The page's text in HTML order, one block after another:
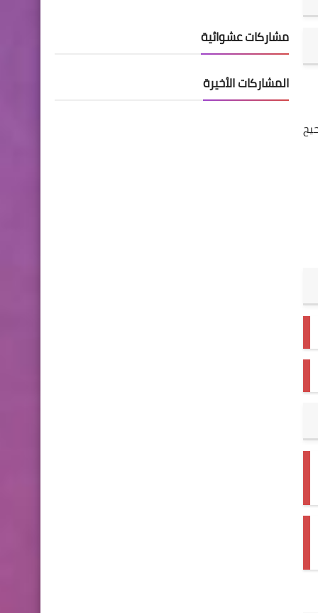
مشاركات عشوائية
المشاركات الأخيرة